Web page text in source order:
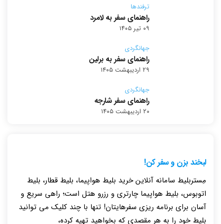
ترفندها
راهنمای سفر به لامرد
۰۹ تیر ۱۴۰۵
جهانگردی
راهنمای سفر به برلین
۲۹ اردیبهشت ۱۴۰۵
جهانگردی
راهنمای سفر شارجه
۲۰ اردیبهشت ۱۴۰۵
لبخند بزن و سفر کن!
مِستربلیط سامانه آنلاین خرید بلیط هواپیما، بلیط قطار، بلیط
اتوبوس، بلیط هواپیما چارتری و رزرو هتل است؛ راهی سریع و
آسان برای برنامه ریزی سفرهایتان! تنها با چند کلیک می توانید
بلیط خود را به هر مقصدی که بخواهید تهیه کرده،